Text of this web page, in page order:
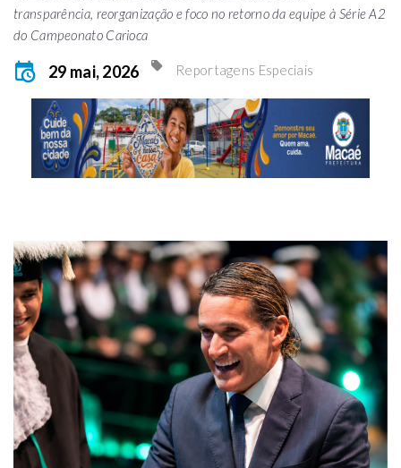
transparência, reorganização e foco no retorno da equipe à Série A2
do Campeonato Carioca
29 mai, 2026 Reportagens Especiais